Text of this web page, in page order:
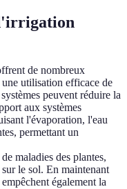
de nombreux
utilisation efficace de
peuvent réduire la
aux systèmes
l'évaporation, l'eau
permettant un
maladies des plantes,
le sol. En maintenant
également la